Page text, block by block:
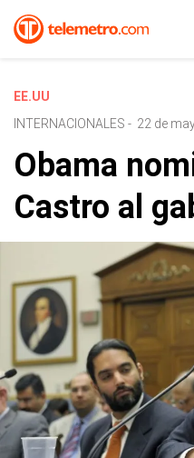
EE.UU
INTERNACIONALES - 22 de
Obama
Castro al